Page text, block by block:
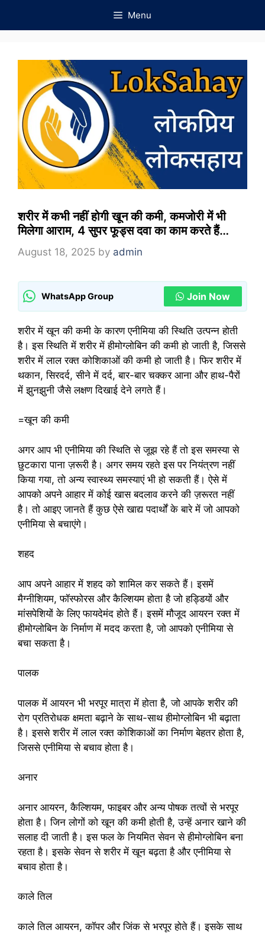
Menu
शरीर में कभी नहीं होगी खून की कमी, कमजोरी में भी
मिलेगा आराम, 4 सुपर फूड्स दवा का काम करते हैं…
August 18, 2025 by admin
WhatsApp Group Join Now
शरीर में खून की कमी के कारण एनीमिया की स्थिति उत्पन्न होती
है। इस स्थिति में शरीर में हीमोग्लोबिन की कमी हो जाती है, जिससे
शरीर में लाल रक्त कोशिकाओं की कमी हो जाती है। फिर शरीर में
थकान, सिरदर्द, सीने में दर्द, बार-बार चक्कर आना और हाथ-पैरों
में झुनझुनी जैसे लक्षण दिखाई देने लगते हैं।
=खून की कमी
अगर आप भी एनीमिया की स्थिति से जूझ रहे हैं तो इस समस्या से
छुटकारा पाना ज़रूरी है। अगर समय रहते इस पर नियंत्रण नहीं
किया गया, तो अन्य स्वास्थ्य समस्याएं भी हो सकती हैं। ऐसे में
आपको अपने आहार में कोई खास बदलाव करने की ज़रूरत नहीं
है। तो आइए जानते हैं कुछ ऐसे खाद्य पदार्थों के बारे में जो आपको
एनीमिया से बचाएंगे।
शहद
आप अपने आहार में शहद को शामिल कर सकते हैं। इसमें
मैग्नीशियम, फॉस्फोरस और कैल्शियम होता है जो हड्डियों और
मांसपेशियों के लिए फायदेमंद होते हैं। इसमें मौजूद आयरन रक्त में
हीमोग्लोबिन के निर्माण में मदद करता है, जो आपको एनीमिया से
बचा सकता है।
पालक
पालक में आयरन भी भरपूर मात्रा में होता है, जो आपके शरीर की
रोग प्रतिरोधक क्षमता बढ़ाने के साथ-साथ हीमोग्लोबिन भी बढ़ाता
है। इससे शरीर में लाल रक्त कोशिकाओं का निर्माण बेहतर होता है,
जिससे एनीमिया से बचाव होता है।
अनार
अनार आयरन, कैल्शियम, फाइबर और अन्य पोषक तत्वों से भरपूर
होता है। जिन लोगों को खून की कमी होती है, उन्हें अनार खाने की
सलाह दी जाती है। इस फल के नियमित सेवन से हीमोग्लोबिन बना
रहता है। इसके सेवन से शरीर में खून बढ़ता है और एनीमिया से
बचाव होता है।
काले तिल
काले तिल आयरन, कॉपर और जिंक से भरपूर होते हैं। इसके साथ